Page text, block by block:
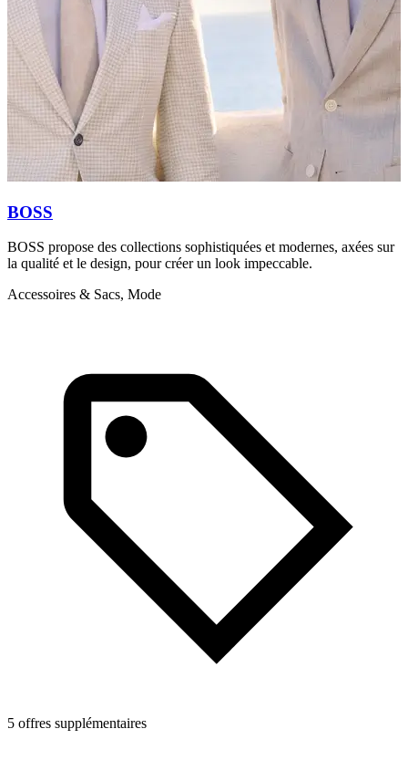
BOSS
BOSS propose des collections sophistiquées et modernes, axées sur
la qualité et le design, pour créer un look impeccable.
Accessoires & Sacs, Mode
5 offres supplémentaires